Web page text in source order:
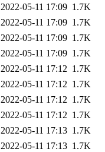
2022-05-11 17:09 1.7K
2022-05-11 17:09 1.7K
2022-05-11 17:09 1.7K
2022-05-11 17:09 1.7K
2022-05-11 17:12 1.7K
2022-05-11 17:12 1.7K
2022-05-11 17:12 1.7K
2022-05-11 17:12 1.7K
2022-05-11 17:13 1.7K
2022-05-11 17:13 1.7K